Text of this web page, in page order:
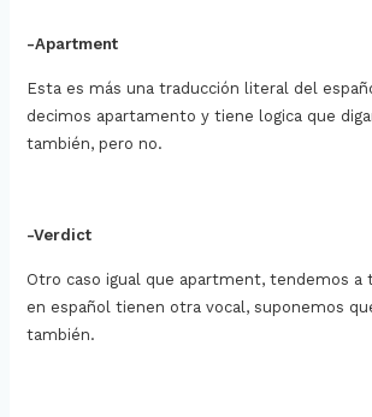
-Apartment
Esta es más una traducción literal del
decimos apartamento y tiene logica que
también, pero no.
-Verdict
Otro caso igual que apartment, tendemos a
en español tienen otra vocal, suponemos
también.